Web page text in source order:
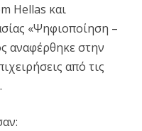
Hellas και
«Ψηφιοποίηση –
αναφέρθηκε στην
από τις